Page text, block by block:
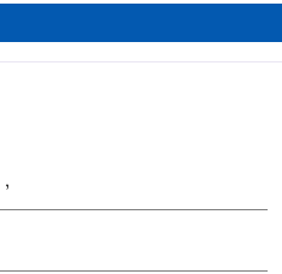
,